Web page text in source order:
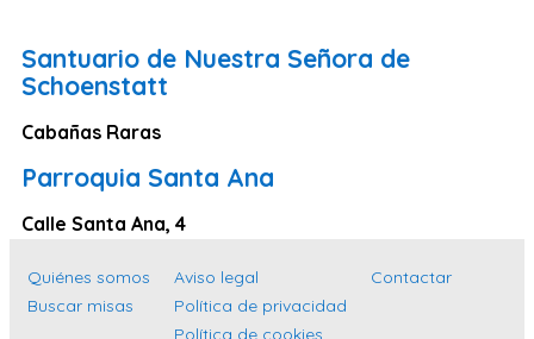
Santa Cruz de Tenerife
Las Palmas
Málaga
Alicante
Toledo
Santuario de Nuestra Señora de
Schoenstatt
Cabañas Raras
Parroquia Santa Ana
Calle Santa Ana, 4
Quiénes somos
Buscar misas
Aviso legal
Política de privacidad
Política de cookies
Contactar